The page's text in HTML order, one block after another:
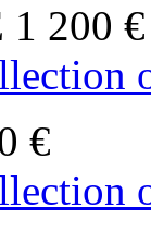
1 200 €
€